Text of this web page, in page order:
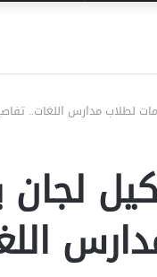
لطلاب مدارس اللغات..